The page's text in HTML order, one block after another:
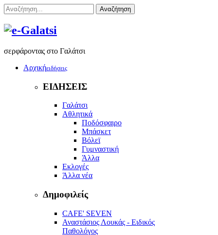
Αναζήτηση
σερφάροντας στο Γαλάτσι
Αρχικήειδήσεις
ΕΙΔΗΣΕΙΣ
Γαλάτσι
Αθλητικά
Ποδόσφαιρο
Μπάσκετ
Βόλεϊ
Γυμναστική
Άλλα
Εκλογές
Άλλα νέα
Δημοφιλείς
CAFE' SEVEN
Αναστάσιος Λουκάς - Ειδικός
Παθολόγος